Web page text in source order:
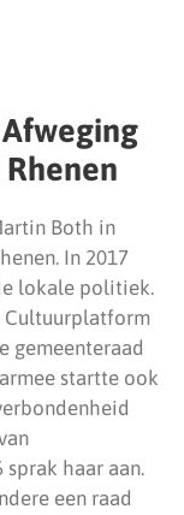
Afweging
Both in
In 2017
lokale politiek.
Cultuurplatform
gemeenteraad
startte ook
haar aan.
een raad